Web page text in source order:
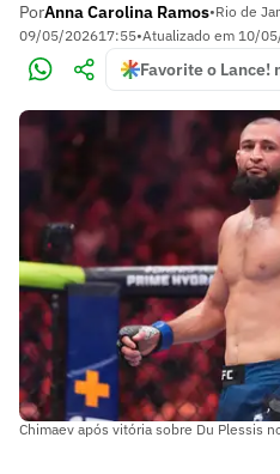
PorAnna Carolina Ramos•Rio de
09/05/202617:55•Atualizado em 10/
Favorite o Lance!
Chimaev após vitória sobre Du Plessis